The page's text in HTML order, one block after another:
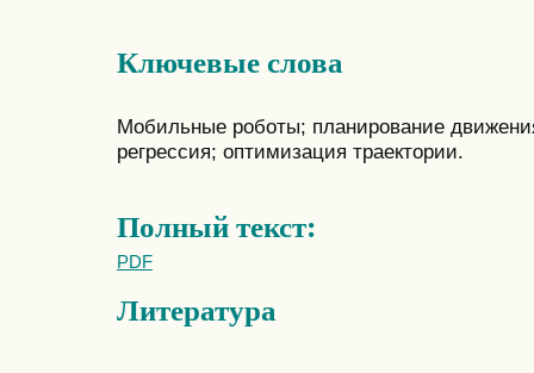
Ключевые слова
Мобильные роботы; планирование
регрессия; оптимизация траектории.
Полный текст:
PDF
Литература